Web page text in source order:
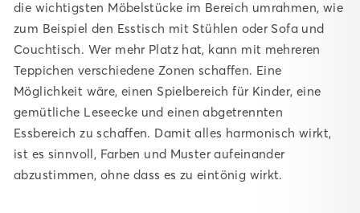
die wichtigsten Möbelstücke im Bereich umrahmen, wie
zum Beispiel den Esstisch mit Stühlen oder Sofa und
Couchtisch. Wer mehr Platz hat, kann mit mehreren
Teppichen verschiedene Zonen schaffen. Eine
Möglichkeit wäre, einen Spielbereich für Kinder, eine
gemütliche Leseecke und einen abgetrennten
Essbereich zu schaffen. Damit alles harmonisch wirkt,
ist es sinnvoll, Farben und Muster aufeinander
abzustimmen, ohne dass es zu eintönig wirkt.